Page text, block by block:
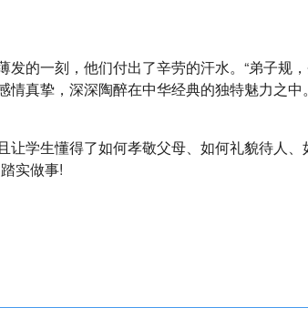
的一刻，他们付出了辛劳的汗水。“弟子
真挚，深深陶醉在中华经典的独特魅力之
学生懂得了如何孝敬父母、如何礼貌待人
实做事!